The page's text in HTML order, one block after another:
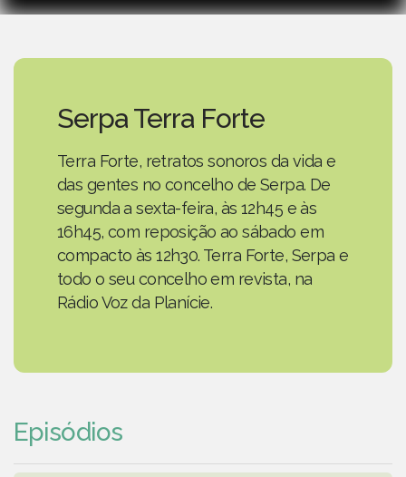
Serpa Terra Forte
Terra Forte, retratos sonoros da vida e
das gentes no concelho de Serpa. De
segunda a sexta-feira, às 12h45 e às
16h45, com reposição ao sábado em
compacto às 12h30. Terra Forte, Serpa e
todo o seu concelho em revista, na
Rádio Voz da Planície.
Episódios